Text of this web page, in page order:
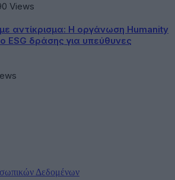
Views
αντίκρισμα: Η οργάνωση Humanity
ESG δράσης για υπεύθυνες
Δεδομένων